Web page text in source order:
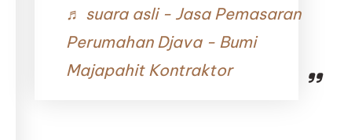
♬ suara asli - Jasa Pemasaran
Perumahan Djava - Bumi
Majapahit Kontraktor